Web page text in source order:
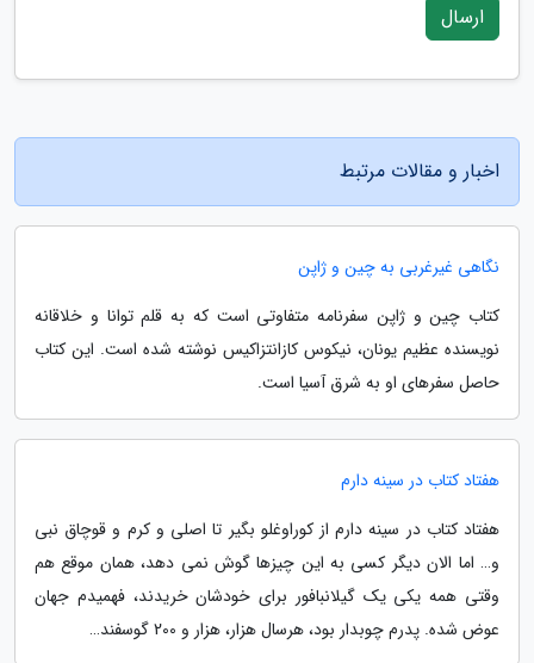
ارسال
اخبار و مقالات مرتبط
نگاهی غیرغربی به چین و ژاپن
کتاب چین و ژاپن سفرنامه متفاوتی است که به قلم توانا و خلاقانه
نویسنده عظیم یونان، نیکوس کازانتزاکیس نوشته شده است. این کتاب
حاصل سفرهای او به شرق آسیا است.
هفتاد کتاب در سینه دارم
هفتاد کتاب در سینه دارم از کوراوغلو بگیر تا اصلی و کرم و قوچاق نبی
و… اما الان دیگر کسی به این چیزها گوش نمی دهد، همان موقع هم
وقتی همه یکی یک گیلانبافور برای خودشان خریدند، فهمیدم جهان
عوض شده. پدرم چوبدار بود، هرسال هزار، هزار و 200 گوسفند…